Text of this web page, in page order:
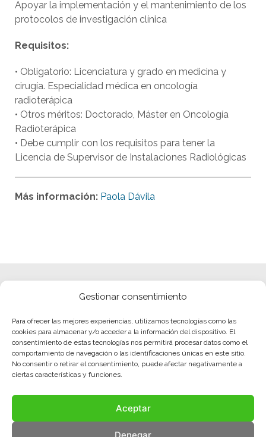
Gestionar consentimiento
Para ofrecer las mejores experiencias, utilizamos tecnologías como las
cookies para almacenar y/o acceder a la información del dispositivo. El
consentimiento de estas tecnologías nos permitirá procesar datos como el
comportamiento de navegación o las identificaciones únicas en este sitio.
No consentir o retirar el consentimiento, puede afectar negativamente a
ciertas características y funciones.
Aceptar
Denegar
Apoyar la implementación y el mantenimiento de los
protocolos de investigación clínica
Requisitos:
• Obligatorio: Licenciatura y grado en medicina y
cirugía. Especialidad médica en oncología
radioterápica
• Otros méritos: Doctorado, Máster en Oncología
Radioterápica
• Debe cumplir con los requisitos para tener la
Licencia de Supervisor de Instalaciones Radiológicas
Más información: Paola Dávila